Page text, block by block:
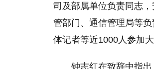
司及部属单位负责同志
管部门、通信管理局等
体记者等近1000人参加大
钟志红在致辞中指